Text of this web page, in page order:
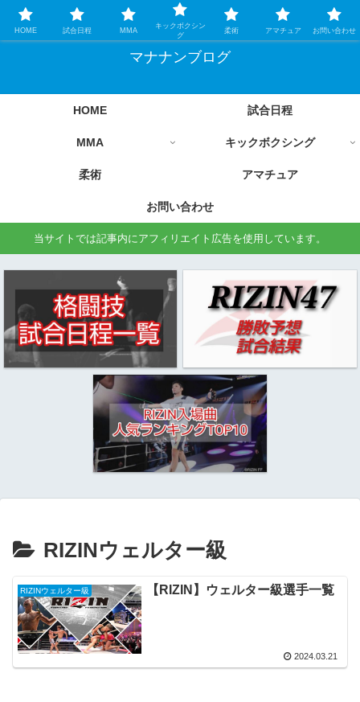
格闘技情報を中心に毎日更新します
マナナンブログ
HOME 試合日程
MMA キックボクシング
柔術 アマチュア
お問い合わせ
当サイトでは記事内にアフィリエイト広告を使用しています。
RIZINウェルター級
RIZINウェルター級 【RIZIN】ウェルター級選手一覧
2024.03.21
HOME 試合日程 MMA
キックボクシン
グ
柔術 アマチュア お問い合わせ